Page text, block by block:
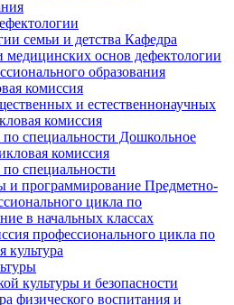
семьи и детства Кафедра
медицинских основ дефектологии
образования
комиссия
и естественнонаучных
комиссия
специальности Дошкольное
комиссия
специальности
и программирование Предметно-
цикла по
в начальных классах
профессионального цикла по
культура
культуры и безопасности
физического воспитания и